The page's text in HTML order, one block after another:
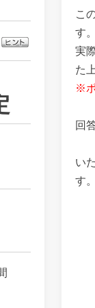
こ
す。
実
た
※
回
い
す。